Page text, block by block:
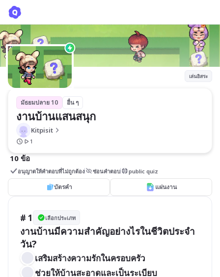
เล่นอิสระ
มัธยมปลาย 10 อื่น ๆ
งานบ้านแสนสนุก
Kitpisit
1
10 ข้อ
อนุญาตให้คำตอบที่ไม่ถูกต้อง ซ่อนคำตอบ public quiz
บัตรคำ แผ่นงาน
# 1 เลือกประเภท
งานบ้านมีความสำคัญอย่างไรในชีวิตประจำ
วัน?
เสริมสร้างความรักในครอบครัว
ช่วยให้บ้านสะอาดและเป็นระเบียบ